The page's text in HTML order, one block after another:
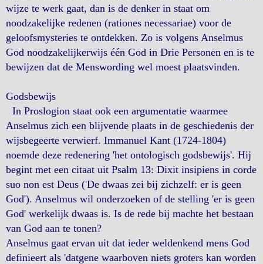
wijze te werk gaat, dan is de denker in staat om
noodzakelijke redenen (rationes necessariae) voor de
geloofsmysteries te ontdekken. Zo is volgens Anselmus
God noodzakelijkerwijs één God in Drie Personen en is te
bewijzen dat de Menswording wel moest plaatsvinden.
Godsbewijs
In Proslogion staat ook een argumentatie waarmee
Anselmus zich een blijvende plaats in de geschiedenis der
wijsbegeerte verwierf. Immanuel Kant (1724-1804)
noemde deze redenering 'het ontologisch godsbewijs'. Hij
begint met een citaat uit Psalm 13: Dixit insipiens in corde
suo non est Deus ('De dwaas zei bij zichzelf: er is geen
God'). Anselmus wil onderzoeken of de stelling 'er is geen
God' werkelijk dwaas is. Is de rede bij machte het bestaan
van God aan te tonen?
Anselmus gaat ervan uit dat ieder weldenkend mens God
definieert als 'datgene waarboven niets groters kan worden